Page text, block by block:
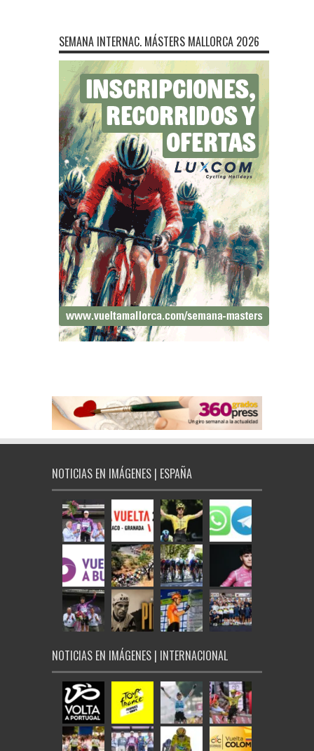
SEMANA INTERNAC. MÁSTERS MALLORCA 2026
NOTICIAS EN IMÁGENES | ESPAÑA
NOTICIAS EN IMÁGENES | INTERNACIONAL